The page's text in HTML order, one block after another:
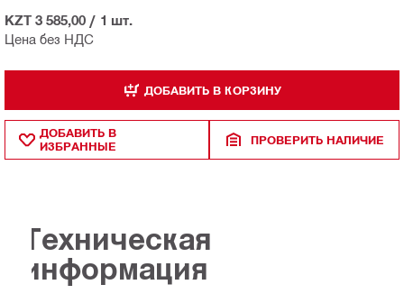
Цена без НДС
KZT 3 585,00 / 1 шт.
ДОБАВИТЬ В КОРЗИНУ
ДОБАВИТЬ В
ИЗБРАННЫЕ
ПРОВЕРИТЬ НАЛИЧИЕ
Техническая
информация